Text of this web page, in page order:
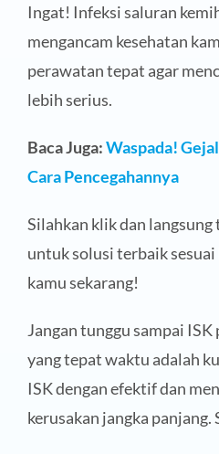
Ingat! Infeksi saluran
mengancam kesehatan
perawatan tepat agar
lebih serius.
Baca Juga:Waspada!
Cara Pencegahannya
Silahkan klik dan
untuk solusi terbaik
kamu sekarang!
Jangan tunggu sampai
yang tepat waktu adalah
ISK dengan efektif dan
kerusakan jangka panjang.